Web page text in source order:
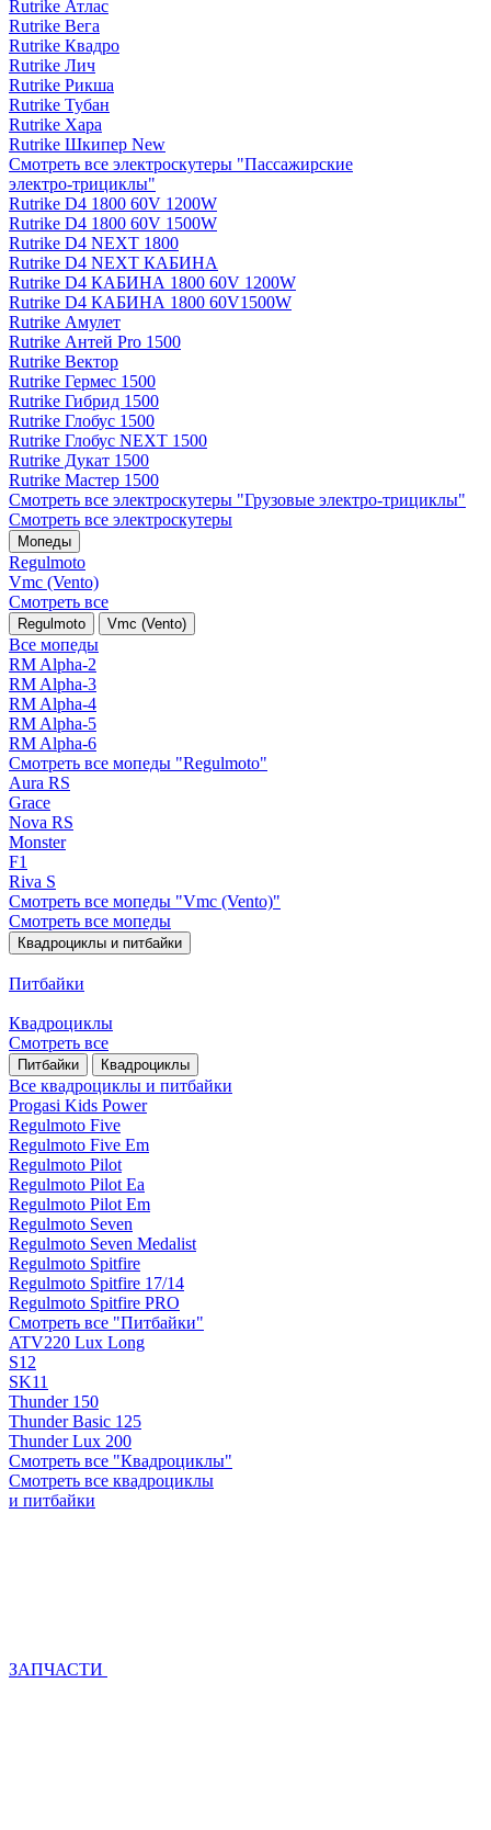
Rutrike Атлас
Rutrike Вега
Rutrike Квадро
Rutrike Лич
Rutrike Рикша
Rutrike Тубан
Rutrike Хара
Rutrike Шкипер New
Смотреть все электро­скутеры "Пассажирские
электро‑трициклы"
Rutrike D4 1800 60V 1200W
Rutrike D4 1800 60V 1500W
Rutrike D4 NEXT 1800
Rutrike D4 NEXT КАБИНА
Rutrike D4 КАБИНА 1800 60V 1200W
Rutrike D4 КАБИНА 1800 60V1500W
Rutrike Амулет
Rutrike Антей Pro 1500
Rutrike Вектор
Rutrike Гермес 1500
Rutrike Гибрид 1500
Rutrike Глобус 1500
Rutrike Глобус NEXT 1500
Rutrike Дукат 1500
Rutrike Мастер 1500
Смотреть все электро­скутеры "Грузовые электро‑трициклы"
Смотреть все электро­скутеры
Мопеды
Regulmoto
Vmc (Vento)
Смотреть все
Regulmoto Vmc (Vento)
Все мопеды
RM Alpha-2
RM Alpha-3
RM Alpha-4
RM Alpha-5
RM Alpha-6
Смотреть все мопеды "Regulmoto"
Aura RS
Grace
Nova RS
Monster
F1
Riva S
Смотреть все мопеды "Vmc (Vento)"
Смотреть все мопеды
Квадроциклы и питбайки
Питбайки
Квадроциклы
Смотреть все
Питбайки Квадроциклы
Все квадроциклы и питбайки
Progasi Kids Power
Regulmoto Five
Regulmoto Five Em
Regulmoto Pilot
Regulmoto Pilot Ea
Regulmoto Pilot Em
Regulmoto Seven
Regulmoto Seven Medalist
Regulmoto Spitfire
Regulmoto Spitfire 17/14
Regulmoto Spitfire PRO
Смотреть все "Питбайки"
ATV220 Lux Long
S12
SK11
Thunder 150
Thunder Basic 125
Thunder Lux 200
Смотреть все "Квадроциклы"
Смотреть все квадроциклы
и питбайки
ЗАПЧАСТИ